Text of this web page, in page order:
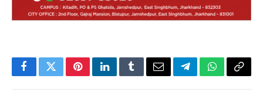
FacebookTwitterPinterestLinkedInTumblrEmailTelegramWhatsApp
Copy